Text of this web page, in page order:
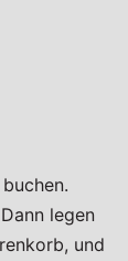
legen
und